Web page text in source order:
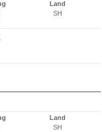
Land
SH
Land
SH